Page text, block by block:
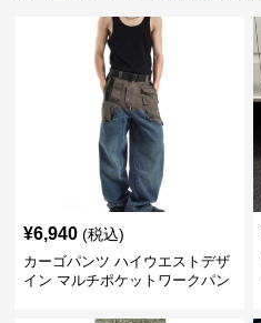
¥6,940 (税込)
カーゴパンツ ハイウエストデザ
イン マルチポケットワークパン